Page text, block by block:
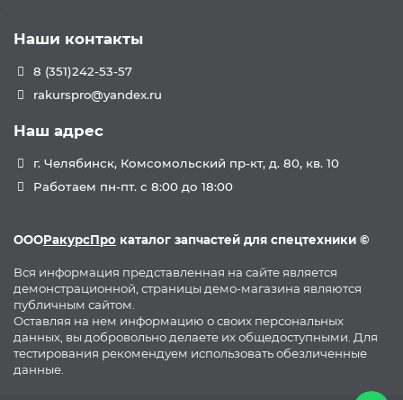
Наши контакты
8 (351)242-53-57
rakurspro@yandex.ru
Наш адрес
г. Челябинск, Комсомольский пр-кт, д. 80, кв. 10
Работаем пн-пт. с 8:00 до 18:00
ОООРакурсПро каталог запчастей для спецтехники ©
Вся информация представленная на сайте является
демонстрационной, страницы демо-магазина являются
публичным сайтом.
Оставляя на нем информацию о своих персональных
данных, вы добровольно делаете их общедоступными. Для
тестирования рекомендуем использовать обезличенные
данные.